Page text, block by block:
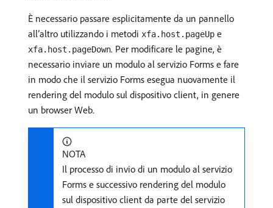
È necessario passare esplicitamente da un pannello
all’altro utilizzando i metodi xfa.host.pageUp e
xfa.host.pageDown. Per modificare le pagine, è
necessario inviare un modulo al servizio Forms e fare
in modo che il servizio Forms esegua nuovamente il
rendering del modulo sul dispositivo client, in genere
un browser Web.
NOTA
Il processo di invio di un modulo al servizio
Forms e successivo rendering del modulo
sul dispositivo client da parte del servizio